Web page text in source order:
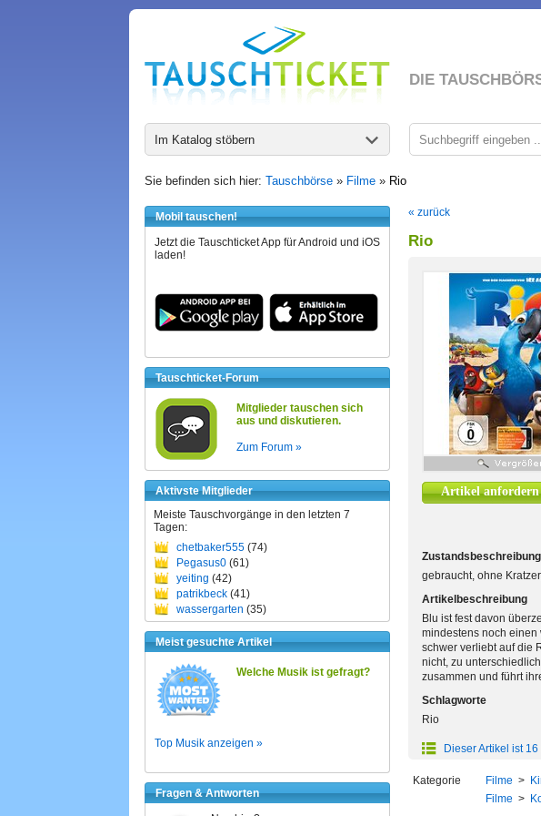
DIE
Im Katalog stöbern
Sie befinden sich hier: Tauschbörse » Filme » Rio
Mobil tauschen!
Jetzt die Tauschticket App für Android und iOS
laden!
Tauschticket-Forum
Mitglieder tauschen sich
aus und diskutieren.
Zum Forum »
Aktivste Mitglieder
Meiste Tauschvorgänge in den letzten 7
Tagen:
chetbaker555 (74)
Pegasus0 (61)
yeiting (42)
patrikbeck (41)
wassergarten (35)
Meist gesuchte Artikel
Welche Musik ist gefragt?
Top Musik anzeigen »
Fragen & Antworten
« zurück
Rio
Artikel anfordern
Zustandsbeschreibung
gebraucht, ohne
Artikelbeschreibung
Blu ist fest davon
mindestens noch einen
schwer verliebt auf die
nicht, zu
zusammen und führt
Schlagworte
Rio
Dieser Artikel ist
Kategorie Filme >
Filme >